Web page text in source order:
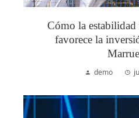
Cómo la estabilidad
favorece la
demo